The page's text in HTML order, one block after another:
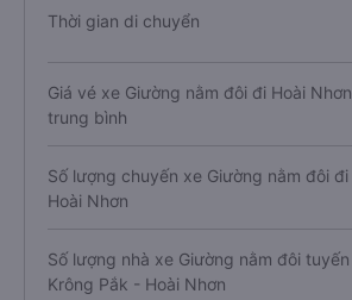
Thời gian di chuyển
Giá vé xe Giường nằm đôi đi Hoài Nhơn
trung bình
Số lượng chuyến xe Giường nằm đôi đi
Hoài Nhơn
Số lượng nhà xe Giường nằm đôi tuyến
Krông Pắk - Hoài Nhơn